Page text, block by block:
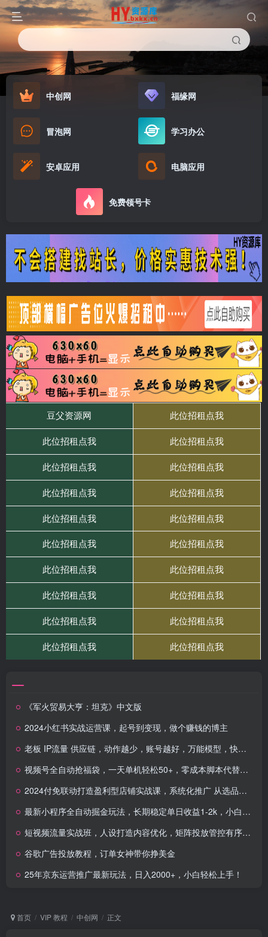
中创网 福缘网
冒泡网 学习办公
安卓应用 电脑应用
免费领号卡
《军火贸易大亨：坦克》中文版
2024小红书实战运营课，起号到变现，做个赚钱的博主
老板 IP流量 供应链，动作越少，账号越好，万能模型，快速为产品获客翻N倍
视频号全自动抢福袋，一天单机轻松50+，零成本脚本代替人工去跑
2024付免联动打造盈利型店铺实战课，系统化推广 从选品到打造爆款操作
最新小程序全自动掘金玩法，长期稳定单日收益1-2k，小白宝妈，学生党轻松上手
短视频流量实战班，人设打造内容优化，矩阵投放管控有序，助力流量变现路
谷歌广告投放教程，订单女神带你挣美金
25年京东运营推广最新玩法，日入2000+，小白轻松上手！
首页 VIP 教程 中创网 正文